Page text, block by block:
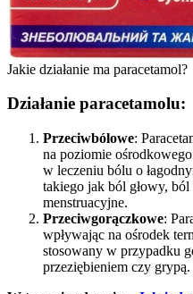
Jakie działanie ma paracetamol?
Działanie paracetamolu:
Przeciwbólowe:
na poziomie
w leczeniu bólu o
takiego jak ból głowy,
menstruacyjne.
Przeciwgorączkowe:
wpływając na ośrodek
stosowany w przypadku
przeziębieniem czy grypą.